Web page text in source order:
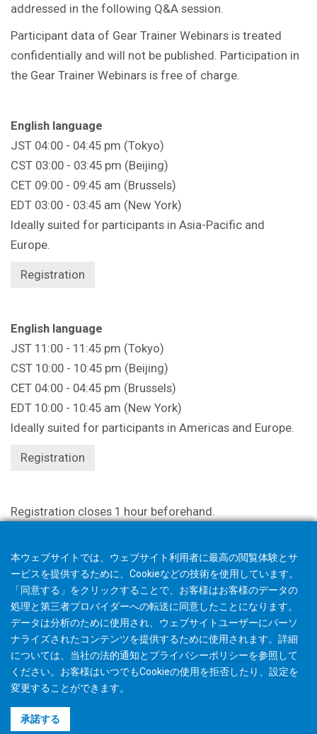
addressed in the following Q&A session.
Participant data of Gear Trainer Webinars is treated
confidentially and will not be published. Participation in
the Gear Trainer Webinars is free of charge.
English language
JST 04:00 - 04:45 pm (Tokyo)
CST 03:00 - 03:45 pm (Beijing)
CET 09:00 - 09:45 am (Brussels)
EDT 03:00 - 03:45 am (New York)
Ideally suited for participants in Asia-Pacific and
Europe.
Registration
English language
JST 11:00 - 11:45 pm (Tokyo)
CST 10:00 - 10:45 pm (Beijing)
CET 04:00 - 04:45 pm (Brussels)
EDT 10:00 - 10:45 am (New York)
Ideally suited for participants in Americas and Europe.
Registration
Registration closes 1 hour beforehand.
利用規約
本ウェブサイトでは、ウェブサイト利用者に最高の閲覧体験とサ
ービスを提供するために、Cookieなどの技術を使用しています。
「同意する」をクリックすることで、お客様はお客様のデータの
処理と第三者プロバイダーへの転送に同意したことになります。
データは分析のために使用され、ウェブサイトユーザーにパーソ
ナライズされたコンテンツを提供するために使用されます。詳細
については、当社の法的通知と プライバシーポリシーを参照して
ください。お客様はいつでもCookieの使用を拒否したり、 設定を
変更することができます。
承諾する